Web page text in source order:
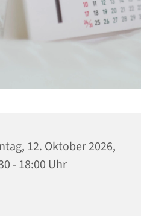
12. Oktober 2026,
- 18:00 Uhr